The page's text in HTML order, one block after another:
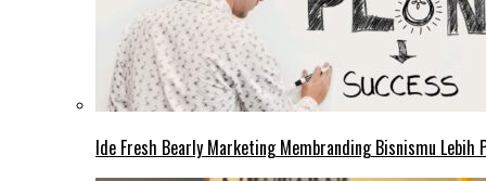
Ide Fresh Bearly Marketing Membranding Bisnismu Lebih